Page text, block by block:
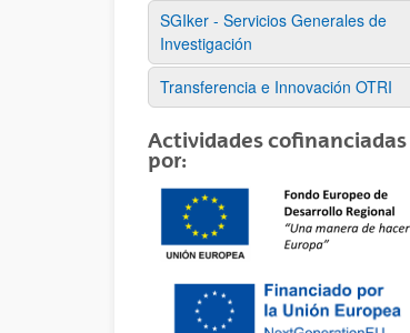
SGIker - Servicios Generales de
Investigación
Transferencia e Innovación OTRI
Actividades cofinanciadas
por: